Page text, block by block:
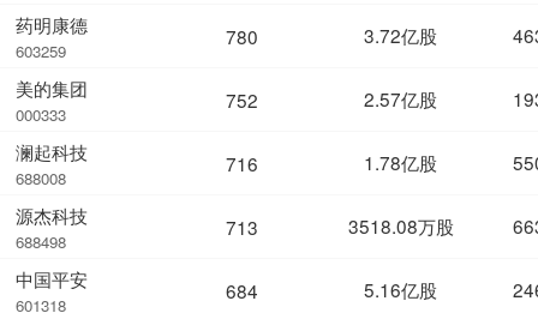
药明康德
603259
美的集团
000333
澜起科技
688008
源杰科技
688498
中国平安
601318
780 3.72亿股
752 2.57亿股
716 1.78亿股
713 3518.08万股
684 5.16亿股